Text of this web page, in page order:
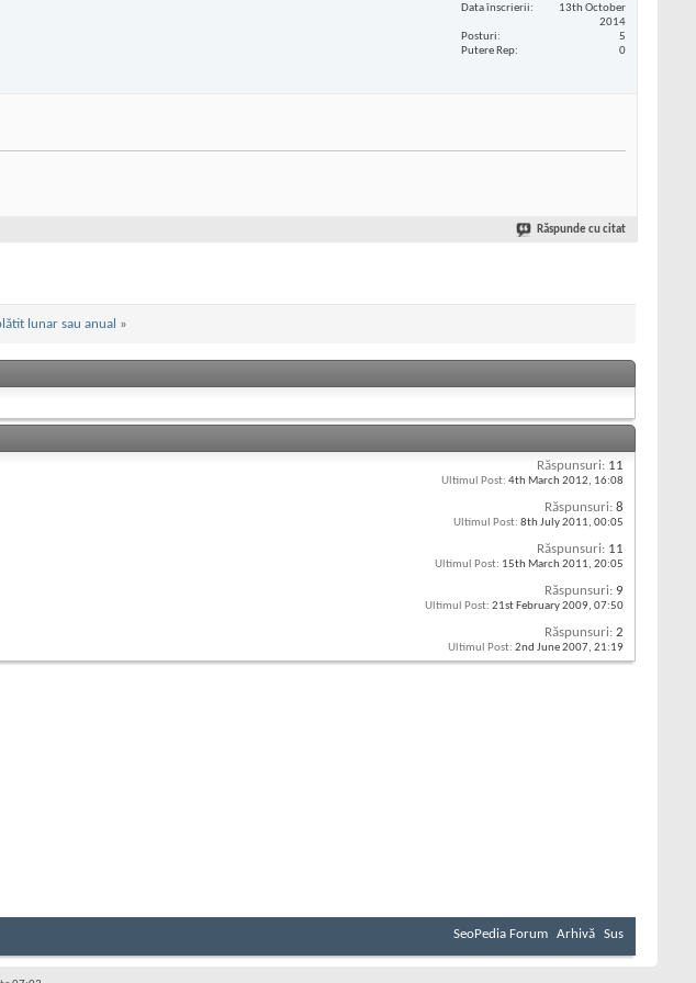
Data înscrierii
13th October
2014
Posturi
5
Putere Rep
0
Răspunde cu citat
lunar sau anual »
Răspunsuri: 11
Ultimul Post: 4th March 2012, 16:08
Răspunsuri: 8
Ultimul Post: 8th July 2011, 00:05
Răspunsuri: 11
Ultimul Post: 15th March 2011, 20:05
Răspunsuri: 9
Ultimul Post: 21st February 2009, 07:50
Răspunsuri: 2
Ultimul Post: 2nd June 2007, 21:19
SeoPedia Forum Arhivă Sus